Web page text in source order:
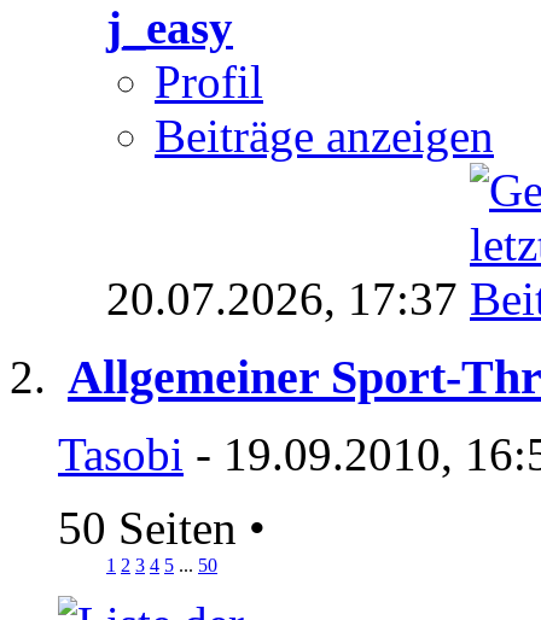
j_easy
Profil
Beiträge anzeigen
20.07.2026, 17:37
Allgemeiner Sport-
Tasobi - 19.09.2010,
50 Seiten •
1 2 3 4 5 ... 50